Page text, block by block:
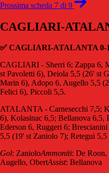
Prossima scheda 7 di 9
CAGLIARI-
✅ CAGLIARI-ATALANTA 0-
CAGLIARI - Sherri 6; Zappa 6,
st Pavoletti 6), Deiola 5,5 (26' st
Marin 6), Adopo 6, Augello 5,5
Felici 6), Piccoli 5,5.
ATALANTA - Carnesecchi 7,5;
6), Kolasinac 6,5; Bellanova 6,5,
Ederson 6, Ruggeri 6;
5,5 (19' st Zaniolo 7); Retegui 5,5
Gol: ZanioloAmmoniti: De Roon,
Augello, ObertAssist: Bellanova